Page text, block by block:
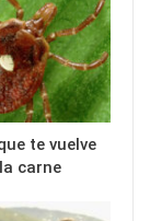
te vuelve
carne